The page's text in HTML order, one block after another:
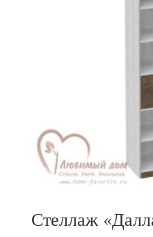
Стеллаж